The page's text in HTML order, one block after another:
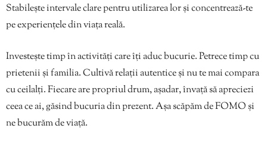
Stabilește intervale clare pentru utilizarea lor și concentrează-te
pe experiențele din viața reală.
Investește timp în activități care îți aduc bucurie. Petrece timp cu
prietenii și familia. Cultivă relații autentice și nu te mai compara
cu ceilalți. Fiecare are propriul drum, așadar, învață să apreciezi
ceea ce ai, găsind bucuria din prezent. Așa scăpăm de FOMO și
ne bucurăm de viață.